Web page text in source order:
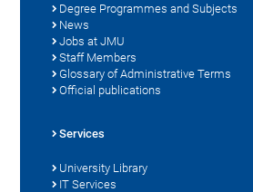
Degree Programmes and Subjects
News
Jobs at JMU
Staff Members
Glossary of Administrative Terms
Official publications
Services
University Library
IT Services